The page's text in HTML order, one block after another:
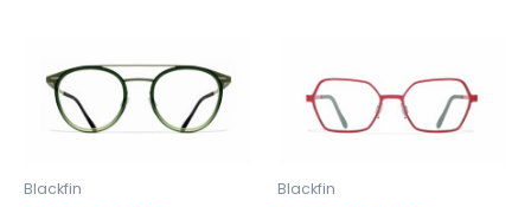
Blackfin Blackfin